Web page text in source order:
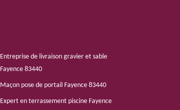
Entreprise de livraison gravier et sable
Fayence 83440
Maçon pose de portail Fayence 83440
Expert en terrassement piscine Fayence